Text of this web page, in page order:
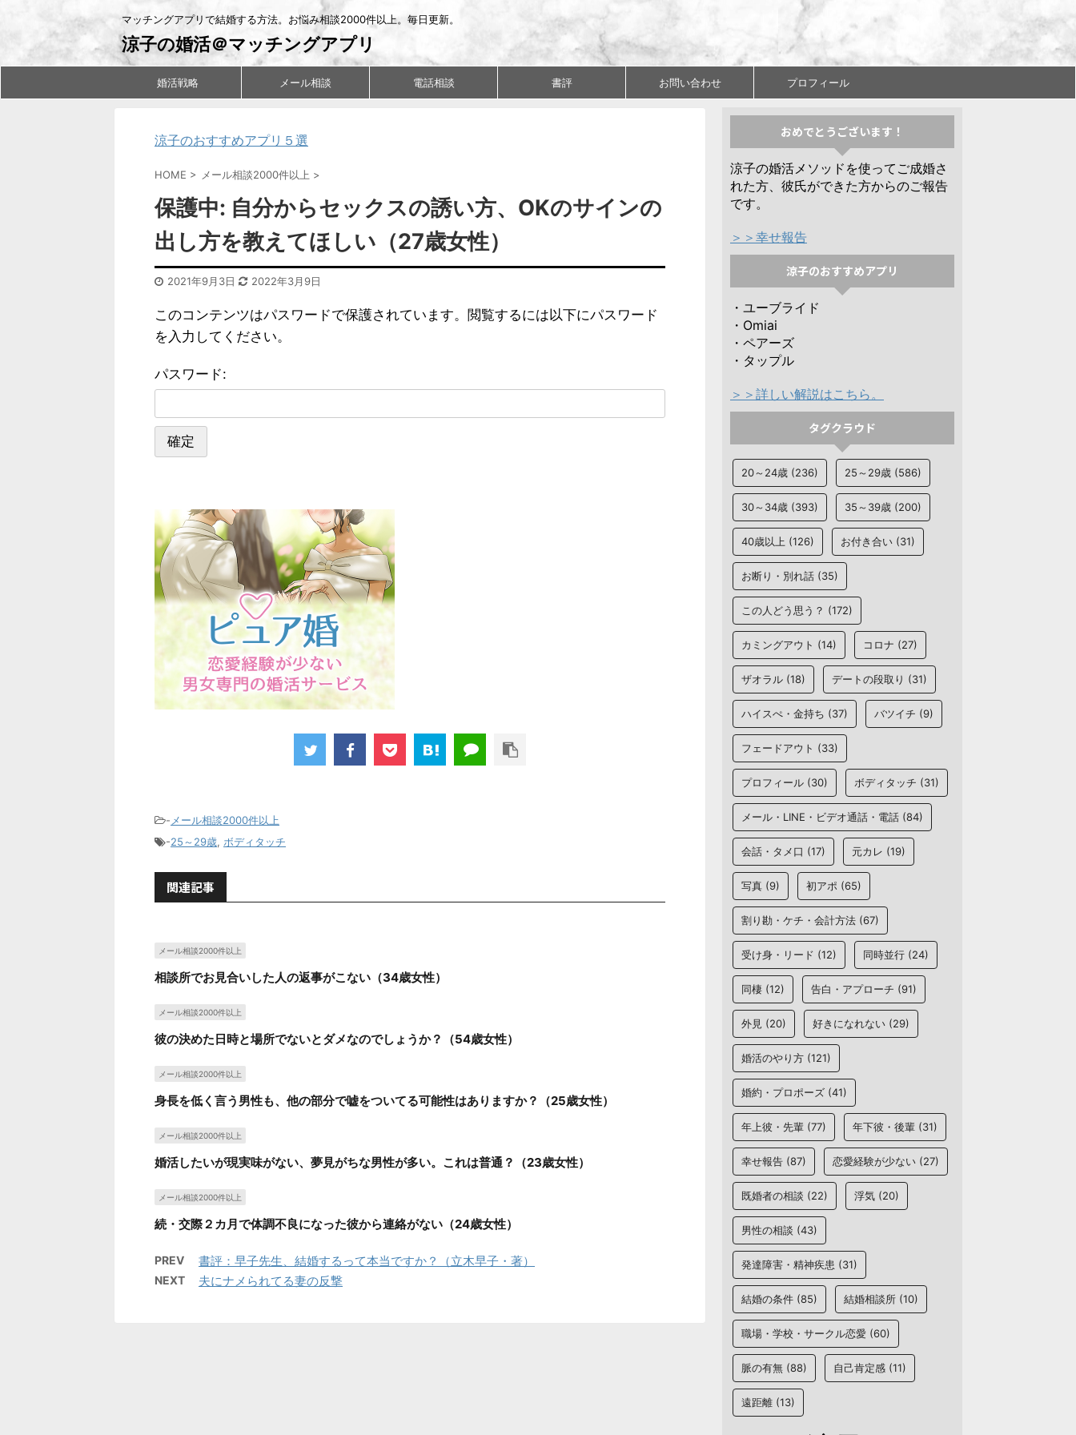
マッチングアプリで結婚する方法。お悩み相談2000件以上。毎日更新。
涼子の婚活＠マッチングアプリ
婚活戦略 メール相談 電話相談 書評 お問い合わせ プロフィール
涼子のおすすめアプリ５選
HOME > メール相談2000件以上 >
保護中: 自分からセックスの誘い方、OKのサインの
出し方を教えてほしい（27歳女性）
2021年9月3日 2022年3月9日
このコンテンツはパスワードで保護されています。閲覧するには以下にパスワード
を入力してください。
パスワード:
- メール相談2000件以上
-25～29歳, ボディタッチ
関連記事
メール相談2000件以上
相談所でお見合いした人の返事がこない（34歳女性）
メール相談2000件以上
彼の決めた日時と場所でないとダメなのでしょうか？（54歳女性）
メール相談2000件以上
身長を低く言う男性も、他の部分で嘘をついてる可能性はありますか？（25歳女性）
メール相談2000件以上
婚活したいが現実味がない、夢見がちな男性が多い。これは普通？（23歳女性）
メール相談2000件以上
続・交際２カ月で体調不良になった彼から連絡がない（24歳女性）
PREV 書評：早子先生、結婚するって本当ですか？（立木早子・著）
NEXT 夫にナメられてる妻の反撃
おめでとうございます！
涼子の婚活メソッドを使ってご成婚さ
れた方、彼氏ができた方からのご報告
です。
＞＞幸せ報告
涼子のおすすめアプリ
・ユーブライド
・Omiai
・ペアーズ
・タップル
＞＞詳しい解説はこちら。
タグクラウド
20～24歳 (236) 25～29歳 (586)
30～34歳 (393) 35～39歳 (200)
40歳以上 (126) お付き合い (31)
お断り・別れ話 (35)
この人どう思う？ (172)
カミングアウト (14) コロナ (27)
ザオラル (18) デートの段取り (31)
ハイスぺ・金持ち (37) バツイチ (9)
フェードアウト (33)
プロフィール (30) ボディタッチ (31)
メール・LINE・ビデオ通話・電話 (84)
会話・タメ口 (17) 元カレ (19)
写真 (9) 初アポ (65)
割り勘・ケチ・会計方法 (67)
受け身・リード (12) 同時並行 (24)
同棲 (12) 告白・アプローチ (91)
外見 (20) 好きになれない (29)
婚活のやり方 (121)
婚約・プロポーズ (41)
年上彼・先輩 (77) 年下彼・後輩 (31)
幸せ報告 (87) 恋愛経験が少ない (27)
既婚者の相談 (22) 浮気 (20)
男性の相談 (43)
発達障害・精神疾患 (31)
結婚の条件 (85) 結婚相談所 (10)
職場・学校・サークル恋愛 (60)
脈の有無 (88) 自己肯定感 (11)
遠距離 (13)